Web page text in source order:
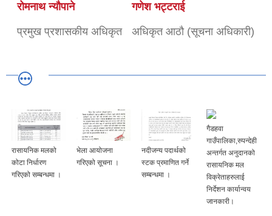
रोमनाथ न्यौपाने
प्रमुख प्रशासकीय अधिकृत
गणेश भट्टराई
अधिकृत आठौ (सूचना अधिकारी)
रासायनिक मलको
कोटा निर्धारण
गरिएको सम्बन्धमा ।
भेला आयोजना
गरिएको सूचना ।
नदीजन्य पदार्थको
स्टक प्रमाणित गर्ने
सम्बन्धमा ।
गैडहवा
गाउँपालिका,रुपन्देही
अन्तर्गत अनुदानको
रासायनिक मल
विक्रेताहरुलाई
निर्देशन कार्यान्वय
जानकारी।